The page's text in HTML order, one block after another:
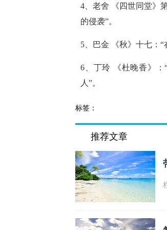
4、老舍 《四世同堂》
的侵袭”。
5、巴金 《秋》十七：
6、丁玲 《杜晚香》
人”。
标签：
推荐文章